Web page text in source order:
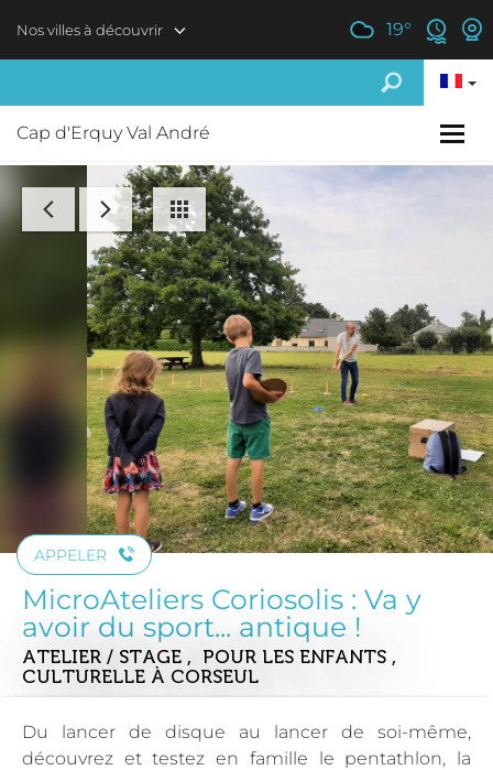
Nos villes à découvrir 19°
Cap d'Erquy Val André
APPELER
MicroAteliers Coriosolis : Va y
avoir du sport... antique !
ATELIER / STAGE , POUR LES ENFANTS ,
CULTURELLE À CORSEUL
Du lancer de disque au lancer de soi-même,
découvrez et testez en famille le pentathlon, la